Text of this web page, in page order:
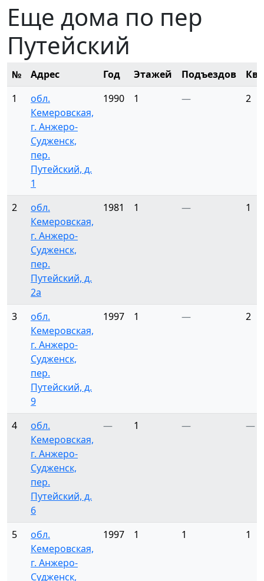
Еще дома по пер
Путейский
№ Адрес Год Этажей Подъездов
1
обл.
Кемеровская,
г. Анжеро-
Судженск,
пер.
Путейский, д.
1
1990 1 — 2
2
обл.
Кемеровская,
г. Анжеро-
Судженск,
пер.
Путейский, д.
2а
1981 1 — 1
3
обл.
Кемеровская,
г. Анжеро-
Судженск,
пер.
Путейский, д.
9
1997 1 — 2
4
обл.
Кемеровская,
г. Анжеро-
Судженск,
пер.
Путейский, д.
6
— 1 — —
5
обл.
Кемеровская,
г. Анжеро-
Судженск,
1997 1 1 1